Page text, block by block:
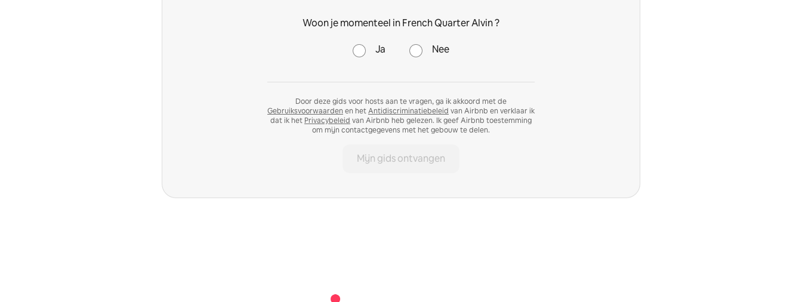
Woon je momenteel in French Quarter Alvin ?
Ja Nee
Door deze gids voor hosts aan te vragen, ga ik akkoord met de
Gebruiksvoorwaarden en hetAntidiscriminatiebeleid van Airbnb en verklaar ik
dat ik het Privacybeleid van Airbnb heb gelezen. Ik geef Airbnb toestemming
om mijn contactgegevens met het gebouw te delen.
Mijn gids ontvangen